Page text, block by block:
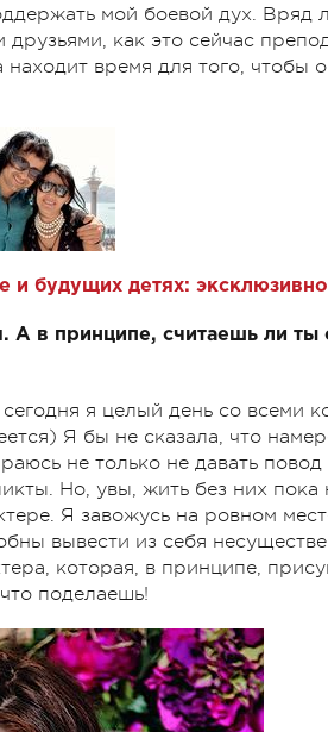
мой боевой дух. Вряд
как это сейчас
время для того, чтобы
и будущих детях:
А в принципе, считаешь ли ты
я целый день со всеми
Я бы не сказала, что
не только не давать
Но, увы, жить без них пока
Я завожусь на ровном
вывести из себя
которая, в принципе,
поделаешь!